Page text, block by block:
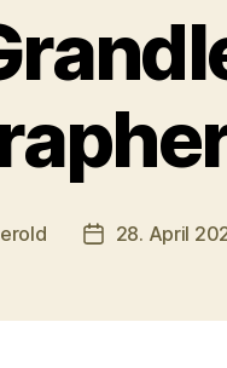
28. April